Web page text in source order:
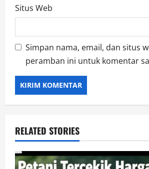
Situs Web
Simpan nama, email, dan situs
peramban ini untuk komentar
RELATED STORIES